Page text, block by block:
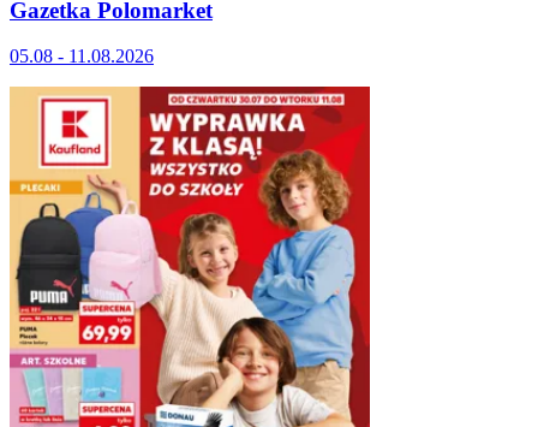
Gazetka Polomarket
05.08 - 11.08.2026